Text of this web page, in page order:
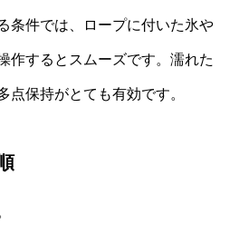
条件では、ロープに付いた氷や
作するとスムーズです。濡れた
点保持がとても有効です。